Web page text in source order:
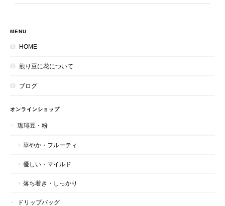
MENU
HOME
煎り豆に花について
ブログ
オンラインショップ
珈琲豆・粉
華やか・フルーティ
優しい・マイルド
落ち着き・しっかり
ドリップバッグ